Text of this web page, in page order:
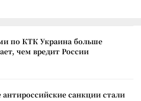
по КТК Украина больше
чем вредит России
санкции стали